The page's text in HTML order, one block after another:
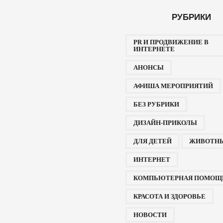
РУБРИКИ
PR И ПРОДВИЖЕНИЕ В
ИНТЕРНЕТЕ
АНОНСЫ
АФИША МЕРОПРИЯТИЙ
БЕЗ РУБРИКИ
ДИЗАЙН-ПРИКОЛЫ
ДЛЯ ДЕТЕЙ
ИНТЕРНЕТ
КОМПЬЮТЕРНАЯ
КРАСОТА И ЗДОРОВЬЕ
НОВОСТИ